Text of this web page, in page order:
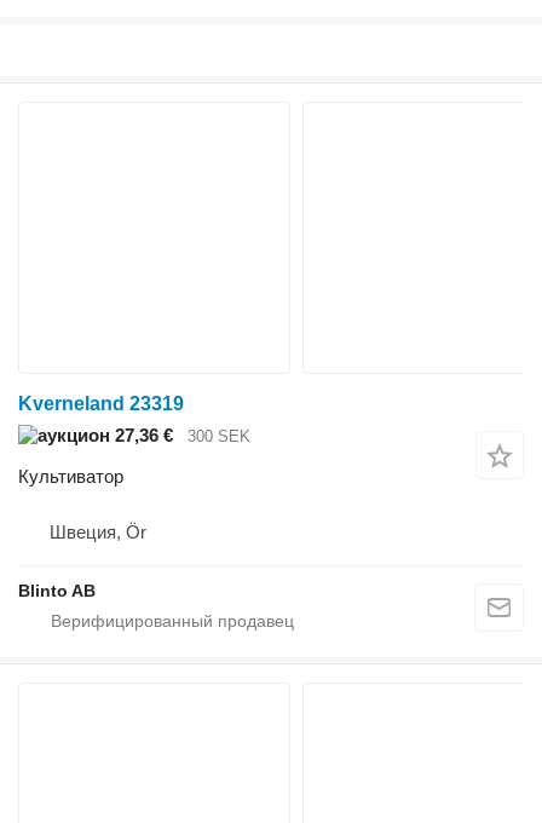
Kverneland 23319
27,36 €
300 SEK
Культиватор
Швеция, Ör
Blinto AB